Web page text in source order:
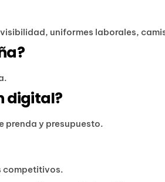
uniformes laborales,
digital?
prenda y presupuesto.
competitivos.